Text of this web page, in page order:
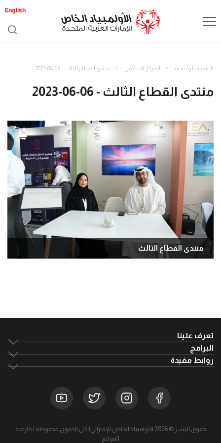
English
الصفحة الرئيسية المركز الإعلامي منتدى القطاع الثالث - 06-06-2023
منتدى القطاع الثالث - 06-06-2023
منتدى القطاع الثالث
تعرف علينا
البرامج
روابط مفيدة
حقوق النشر © 2026 الأولمبياد الخاص الإماراتي| كل الحقوق محفوظة |
خارطة
الموقع